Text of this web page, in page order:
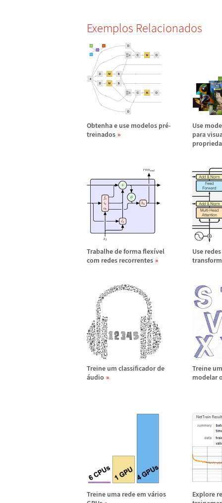
Exemplos Relacionados
Obtenha e use modelos pré-
treinados
Use
para
Trabalhe de forma flexível
com redes recorrentes
Use
Treine um classificador de
áudio
Treine
modelar
Treine uma rede em vários
Explore